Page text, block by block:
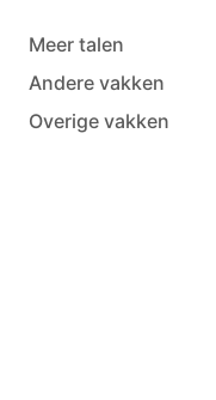
Meer talen
Andere vakken
Overige vakken